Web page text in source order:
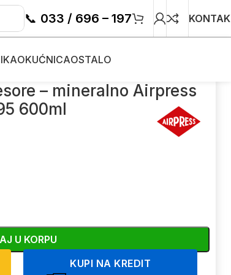
📞 033 / 696 – 197
OKUĆNICAOSTALO
– mineralno Airpress
600ml
U KORPU
KUPI NA KREDIT